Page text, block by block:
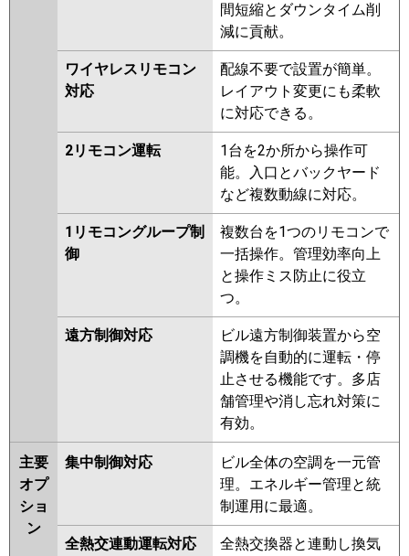
間短縮とダウンタイム削
減に貢献。
ワイヤレスリモコン
対応
配線不要で設置が簡単。
レイアウト変更にも柔軟
に対応できる。
2リモコン運転
1台を2か所から操作可
能。入口とバックヤード
など複数動線に対応。
1リモコングループ制
御
複数台を1つのリモコンで
一括操作。管理効率向上
と操作ミス防止に役立
つ。
遠方制御対応
ビル遠方制御装置から空
調機を自動的に運転・停
止させる機能です。多店
舗管理や消し忘れ対策に
有効。
主要
オプ
ショ
ン
集中制御対応
ビル全体の空調を一元管
理。エネルギー管理と統
制運用に最適。
全熱交連動運転対応
全熱交換器と連動し換気